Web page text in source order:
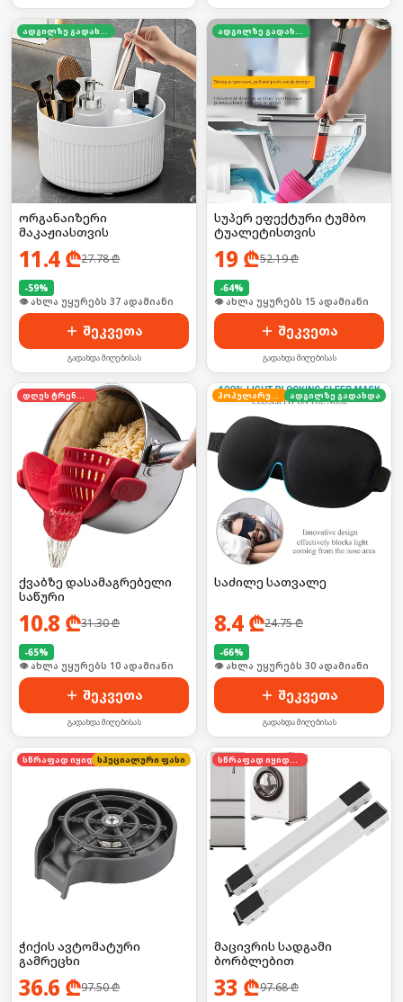
ადგილზე გადახდა
ორგანაიზერი
მაკაჟიასთვის
11.4₾27.78₾
-59%
🛒 ბოლო 24სთ-ში იყიდა 8-მა
შეკვეთა
გადახდა მიღებისას
ადგილზე გადახდა
სუპერ ეფექტური ტუმბო
ტუალეტისთვის
19 ₾52.19₾
-64%
🛒 ბოლო 24სთ-ში იყიდა 23-მა
შეკვეთა
გადახდა მიღებისას
დღეს ტრენდში
ქვაბზე დასამაგრებელი
საწური
10.8 ₾31.30₾
-65%
🛒 ბოლო 24სთ-ში იყიდა 12-მა
შეკვეთა
გადახდა მიღებისას
პოპულარული ადგილზე გადახდა
საძილე სათვალე
8.4₾24.75₾
-66%
🛒 ბოლო 24სთ-ში იყიდა 46-მა
შეკვეთა
გადახდა მიღებისას
სწრაფად იყიდება
სპეციალური ფასი
ჭიქის ავტომატური
გამრეცხი
36.6 ₾97.50₾
სწრაფად იყიდება
მაცივრის სადგამი
ბორბლებით
33 ₾97.68₾